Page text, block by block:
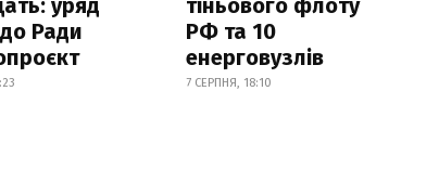
Ради
РФ та 10
енерговузлів
7 СЕРПНЯ, 18:10